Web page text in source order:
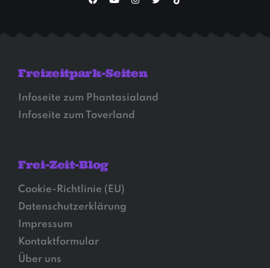
Freizeitpark-Seiten
Infoseite zum Phantasialand
Infoseite zum Toverland
Frei-Zeit-Blog
Cookie-Richtlinie (EU)
Datenschutzerklärung
Impressum
Kontaktformular
Über uns